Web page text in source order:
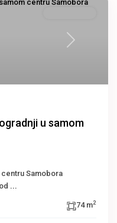
Next
u samom
Samobora
...
74 m2